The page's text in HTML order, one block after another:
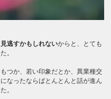
逃すかもしれないからと、とても
。
つか、若い印象だとか、異業種交
なったならばとんとんと話が進ん
。